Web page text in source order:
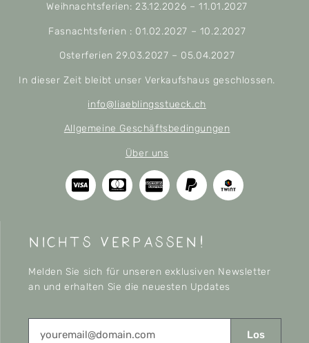
Weihnachtsferien: 23.12.2026 – 11.01.2027
Fasnachtsferien : 01.02.2027 – 10.2.2027
Osterferien 29.03.2027 – 05.04.2027
In dieser Zeit bleibt unser Verkaufshaus geschlossen.
info@liaeblingsstueck.ch
Allgemeine Geschäftsbedingungen
Über uns
nichts verpassen!
Melden Sie sich für unseren exklusiven Newsletter
an und erhalten Sie die neuesten Updates
Los